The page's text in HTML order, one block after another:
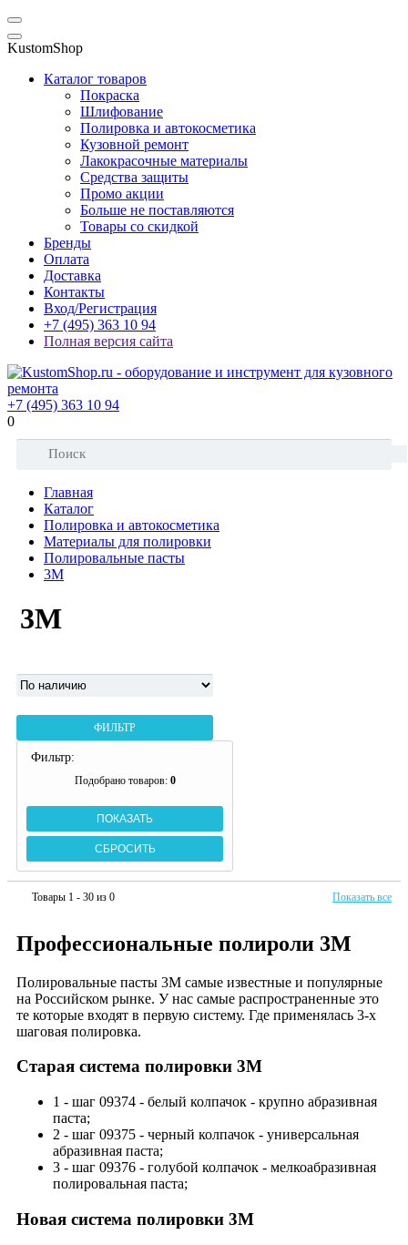
KustomShop
Каталог товаров
Покраска
Шлифование
Полировка и автокосметика
Кузовной ремонт
Лакокрасочные материалы
Средства защиты
Промо акции
Больше не поставляются
Товары со скидкой
Бренды
Оплата
Доставка
Контакты
Вход/Регистрация
+7 (495) 363 10 94
Полная версия сайта
+7 (495) 363 10 94
0
Главная
Каталог
Полировка и автокосметика
Материалы для полировки
Полировальные пасты
3М
3М
ФИЛЬТР
Фильтр:
Подобрано товаров: 0
Товары 1 - 30 из 0 Показать все
Профессиональные полироли 3М
Полировальные пасты 3М самые известные и популярные
на Российском рынке. У нас самые распространенные это
те которые входят в первую систему. Где применялась 3-х
шаговая полировка.
Старая система полировки 3М
1 - шаг 09374 - белый колпачок - крупно абразивная
паста;
2 - шаг 09375 - черный колпачок - универсальная
абразивная паста;
3 - шаг 09376 - голубой колпачок - мелкоабразивная
полировальная паста;
Новая система полировки 3М